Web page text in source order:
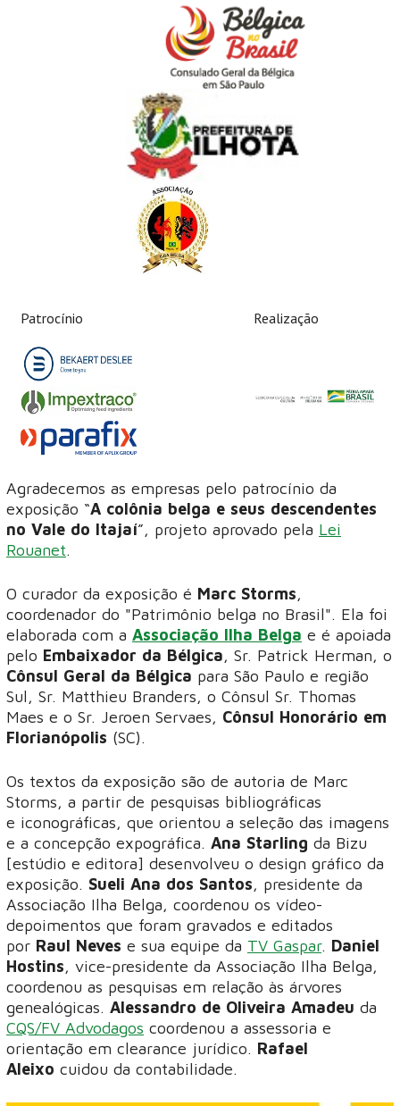
Patrocínio Realização
Agradecemos as empresas pelo patrocínio da
exposição “A colônia belga e seus descendentes
no Vale do Itajaí”, projeto aprovado pela Lei
Rouanet.
O curador da exposição é Marc Storms,
coordenador do "Patrimônio belga no Brasil". Ela foi
elaborada com a Associação Ilha Belga e é apoiada
pelo Embaixador da Bélgica, Sr. Patrick Herman, o
Cônsul Geral da Bélgica para São Paulo e região
Sul, Sr. Matthieu Branders, o Cônsul Sr. Thomas
Maes e o Sr. Jeroen Servaes, Cônsul Honorário em
Florianópolis (SC).
Os textos da exposição são de autoria de Marc
Storms, a partir de pesquisas bibliográficas
e iconográficas, que orientou a seleção das imagens
e a concepção expográfica. Ana Starling da Bizu
[estúdio e editora] desenvolveu o design gráfico da
exposição. Sueli Ana dos Santos, presidente da
Associação Ilha Belga, coordenou os vídeo-
depoimentos que foram gravados e editados
por Raul Neves e sua equipe da TV Gaspar. Daniel
Hostins, vice-presidente da Associação Ilha Belga,
coordenou as pesquisas em relação às árvores
genealógicas. Alessandro de Oliveira Amadeu da
CQS/FV Advodagos coordenou a assessoria e
orientação em clearance jurídico. Rafael
Aleixo cuidou da contabilidade.